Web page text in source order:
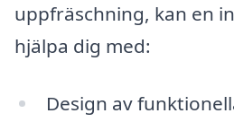
uppfräschning, kan en
hjälpa dig med:
Design av